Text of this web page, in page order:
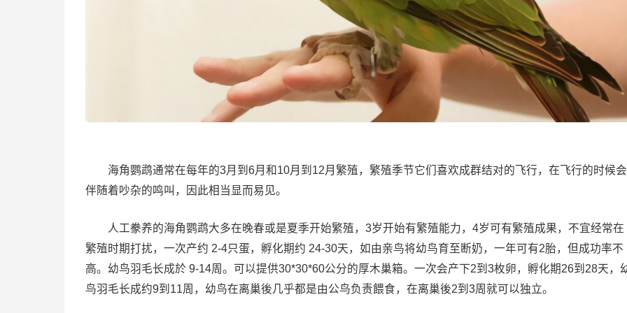
海角鹦鹉通常在每年的3月到6月和10月到12月繁殖，繁殖季节它们喜欢成群结对的飞行，在飞行的时候会
伴随着吵杂的鸣叫，因此相当显而易见。
人工豢养的海角鹦鹉大多在晚春或是夏季开始繁殖，3岁开始有繁殖能力，4岁可有繁殖成果，不宜经常在
繁殖时期打扰，一次产约 2-4只蛋，孵化期约 24-30天，如由亲鸟将幼鸟育至断奶，一年可有2胎，但成功率不
高。幼鸟羽毛长成於 9-14周。可以提供30*30*60公分的厚木巢箱。一次会产下2到3枚卵，孵化期26到28天，
鸟羽毛长成约9到11周，幼鸟在离巢後几乎都是由公鸟负责餵食，在离巢後2到3周就可以独立。